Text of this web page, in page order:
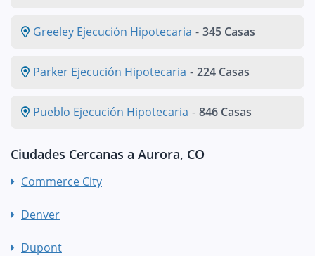
Greeley Ejecución Hipotecaria - 345 Casas
Parker Ejecución Hipotecaria - 224 Casas
Pueblo Ejecución Hipotecaria - 846 Casas
Ciudades Cercanas a Aurora, CO
Commerce City
Denver
Dupont